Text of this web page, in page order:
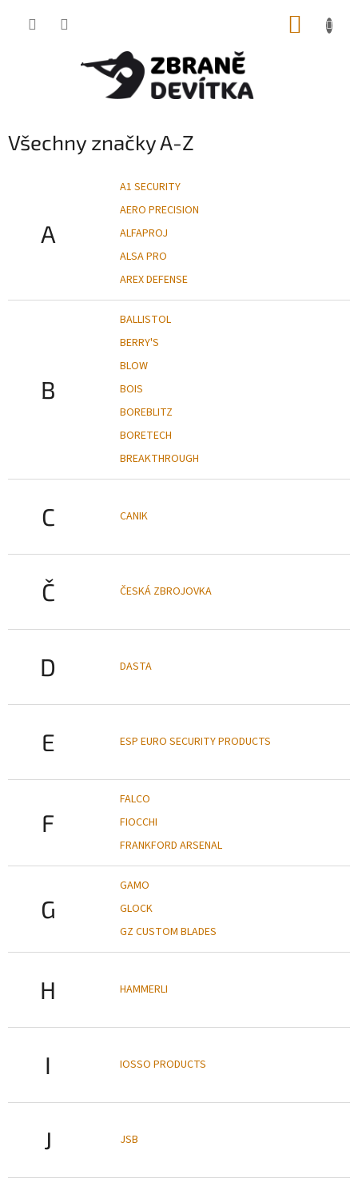
Všechny značky A-Z
A
A1 SECURITY
AERO PRECISION
ALFAPROJ
ALSA PRO
AREX DEFENSE
B
BALLISTOL
BERRY'S
BLOW
BOIS
BOREBLITZ
BORETECH
BREAKTHROUGH
C CANIK
Č ČESKÁ ZBROJOVKA
D DASTA
E ESP EURO SECURITY PRODUCTS
F
FALCO
FIOCCHI
FRANKFORD ARSENAL
G
GAMO
GLOCK
GZ CUSTOM BLADES
H HAMMERLI
I IOSSO PRODUCTS
J JSB